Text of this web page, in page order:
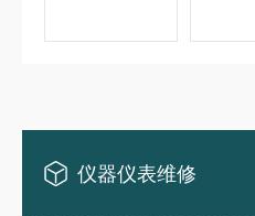
仪器仪表维修